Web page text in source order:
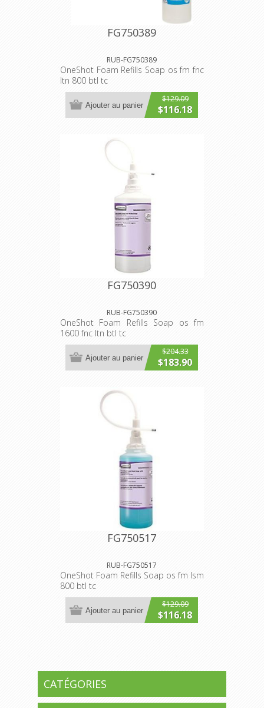
FG750389
RUB-FG750389
OneShot Foam Refills Soap os fm fnc
ltn 800 btl tc
$129.09
$116.18
Ajouter au panier
FG750390
RUB-FG750390
OneShot Foam Refills Soap os fm
1600 fnc ltn btl tc
$204.33
$183.90
Ajouter au panier
FG750517
RUB-FG750517
OneShot Foam Refills Soap os fm lsm
800 btl tc
$129.09
$116.18
Ajouter au panier
CATÉGORIES